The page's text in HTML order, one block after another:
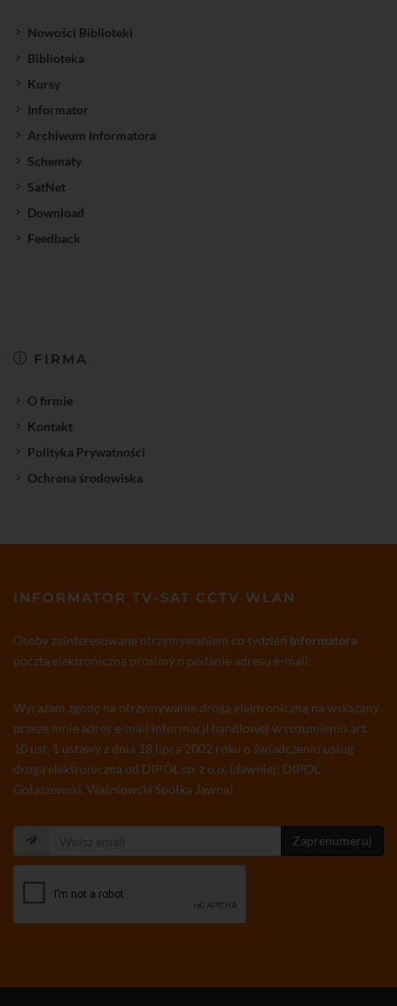
Nowości Biblioteki
Biblioteka
Kursy
Informator
Archiwum Informatora
Schematy
SatNet
Download
Feedback
FIRMA
O firmie
Kontakt
Polityka Prywatności
Ochrona środowiska
INFORMATOR TV-SAT CCTV WLAN
Osoby zainteresowane otrzymywaniem co tydzień Informatora
pocztą elektroniczną prosimy o podanie adresu e-mail:
Wyrażam zgodę na otrzymywanie drogą elektroniczną na wskazany
przeze mnie adres e-mail informacji handlowej w rozumieniu art.
10 ust. 1 ustawy z dnia 18 lipca 2002 roku o świadczeniu usług
drogą elektroniczną od DIPOL sp. z o.o. (dawniej: DIPOL
Gołaszewski, Waśniowski Spółka Jawna)
Zaprenumeruj